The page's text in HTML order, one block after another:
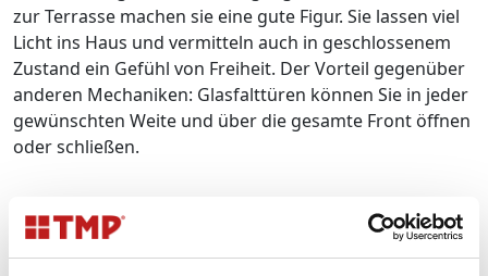
zur Terrasse machen sie eine gute Figur. Sie lassen viel
Licht ins Haus und vermitteln auch in geschlossenem
Zustand ein Gefühl von Freiheit. Der Vorteil gegenüber
anderen Mechaniken: Glasfalttüren können Sie in jeder
gewünschten Weite und über die gesamte Front öffnen
oder schließen.
Balkontüren